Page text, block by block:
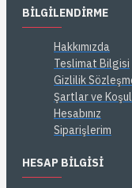
BILGILENDIRME
Hakkımızda
Teslimat Bilgisi
Gizlilik
Şartlar ve
Hesabınız
Siparişlerim
HESAP BILGISI